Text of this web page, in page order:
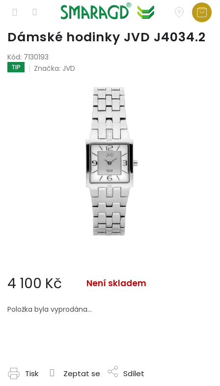
Přejít
obsah
Dámské hodinky JVD J4034.2
Kód: 7130193
TIP Značka: JVD
4 100 Kč Není skladem
cena:
Položka byla vyprodána…
Tisk Zeptat se Sdílet